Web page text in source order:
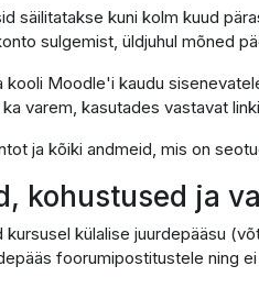
säilitatakse kuni kolm kuud
sulgemist, üldjuhul mõned
Moodle'i kaudu
varem, kasutades vastavat
ja kõiki andmeid, mis on
kohustused ja
kursusel külalise juurdepääsu
foorumipostitustele ning